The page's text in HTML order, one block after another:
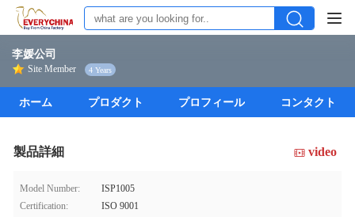
李媛公司
Site Member 4 Years
ホーム プロダクト プロフィール コンタクト
製品詳細 video
Model Number:
ISP1005
Certification:
ISO 9001